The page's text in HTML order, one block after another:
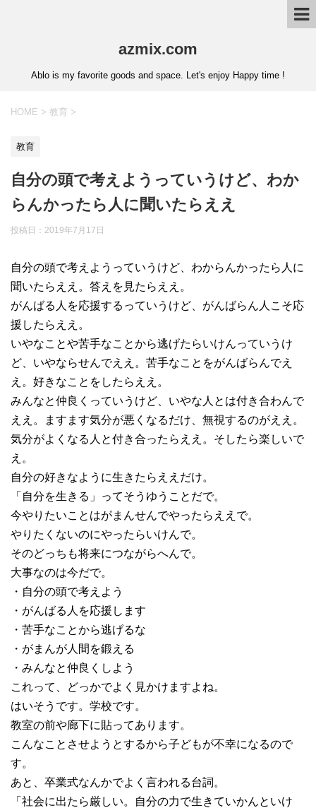
azmix.com
Ablo is my favorite goods and space. Let's enjoy Happy time !
HOME > 教育 >
教育
自分の頭で考えようっていうけど、わか
らんかったら人に聞いたらええ
投稿日： 2019年7月17日
自分の頭で考えようっていうけど、わからんかったら人に
聞いたらええ。答えを見たらええ。
がんばる人を応援するっていうけど、がんばらん人こそ応
援したらええ。
いやなことや苦手なことから逃げたらいけんっていうけ
ど、いやならせんでええ。苦手なことをがんばらんでえ
え。好きなことをしたらええ。
みんなと仲良くっていうけど、いやな人とは付き合わんで
ええ。ますます気分が悪くなるだけ、無視するのがええ。
気分がよくなる人と付き合ったらええ。そしたら楽しいで
え。
自分の好きなように生きたらええだけ。
「自分を生きる」ってそうゆうことだで。
今やりたいことはがまんせんでやったらええで。
やりたくないのにやったらいけんで。
そのどっちも将来につながらへんで。
大事なのは今だで。
・自分の頭で考えよう
・がんばる人を応援します
・苦手なことから逃げるな
・がまんが人間を鍛える
・みんなと仲良くしよう
これって、どっかでよく見かけますよね。
はいそうです。学校です。
教室の前や廊下に貼ってあります。
こんなことさせようとするから子どもが不幸になるので
す。
あと、卒業式なんかでよく言われる台詞。
「社会に出たら厳しい。自分の力で生きていかんといけ